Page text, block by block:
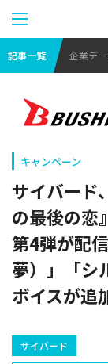
記事一覧 企業デ
キャンペーン
サイバード
の最後の恋
第4弾が配
夢）」「シ
ボイスが追
サイバード